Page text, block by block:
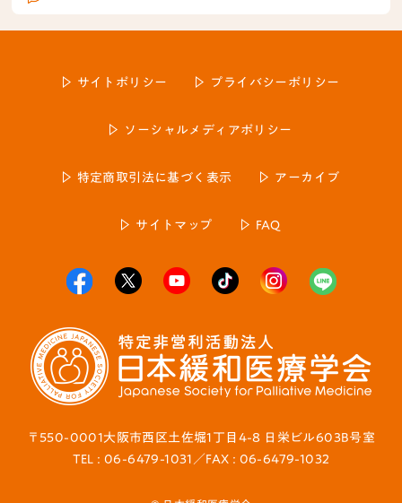
〒550-0001大阪市西区土佐堀1丁目4-8 日栄ビル603B号室
TEL : 06-6479-1031／FAX : 06-6479-1032
サイトポリシー プライバシーポリシー
ソーシャルメディアポリシー
特定商取引法に基づく表示 アーカイブ
サイトマップ FAQ